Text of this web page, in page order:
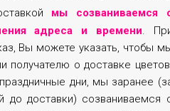
мы созваниваемся
адреса и времени.
Вы можете указать, чтобы
получателю о доставке
дни, мы заранее
до доставки) созваниваемся